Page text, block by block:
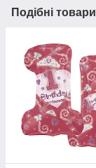
Подібні